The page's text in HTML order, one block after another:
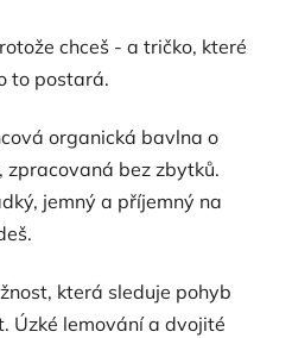
chceš - a tričko, které
to postará.
organická bavlna o
bez zbytků.
jemný a příjemný na
která sleduje pohyb
Úzké lemování a dvojité